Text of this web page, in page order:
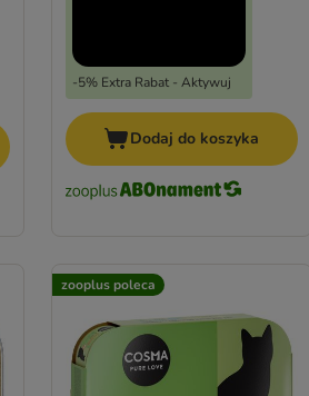
-5% Extra Rabat - Aktywuj
Dodaj do koszyka
zooplus poleca